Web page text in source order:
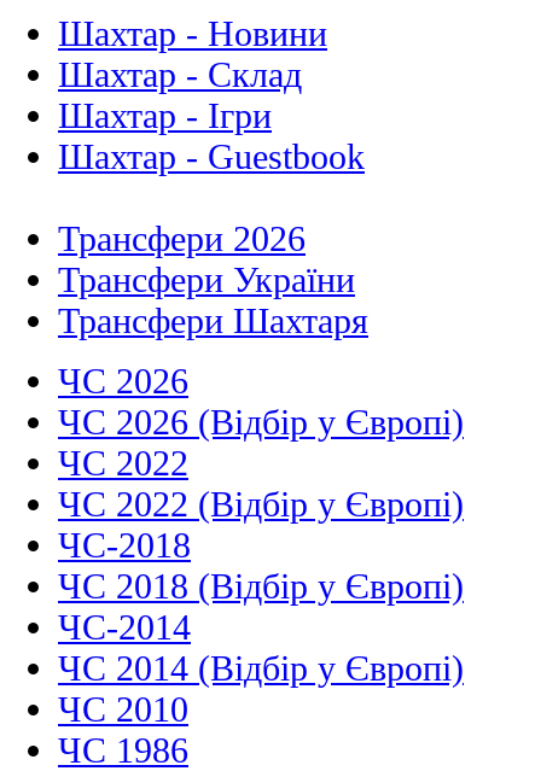
Шахтар - Новини
Шахтар - Склад
Шахтар - Ігри
Шахтар - Guestbook
Трансфери 2026
Трансфери України
Трансфери Шахтаря
ЧС 2026
ЧС 2026 (Відбір у Європі)
ЧС 2022
ЧС 2022 (Відбір у Європі)
ЧС-2018
ЧС 2018 (Відбір у Європі)
ЧС-2014
ЧС 2014 (Відбір у Європі)
ЧС 2010
ЧС 1986